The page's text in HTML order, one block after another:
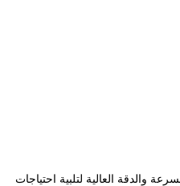
والدقة العالية لتلبية احتياجات